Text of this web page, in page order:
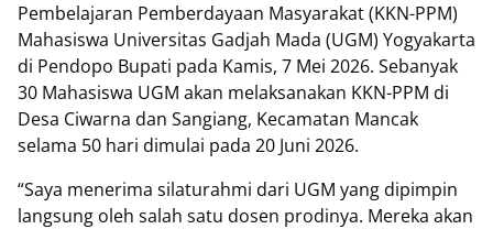
Pembelajaran Pemberdayaan Masyarakat (KKN-PPM)
Mahasiswa Universitas Gadjah Mada (UGM) Yogyakarta
di Pendopo Bupati pada Kamis, 7 Mei 2026. Sebanyak
30 Mahasiswa UGM akan melaksanakan KKN-PPM di
Desa Ciwarna dan Sangiang, Kecamatan Mancak
selama 50 hari dimulai pada 20 Juni 2026.
“Saya menerima silaturahmi dari UGM yang dipimpin
langsung oleh salah satu dosen prodinya. Mereka akan